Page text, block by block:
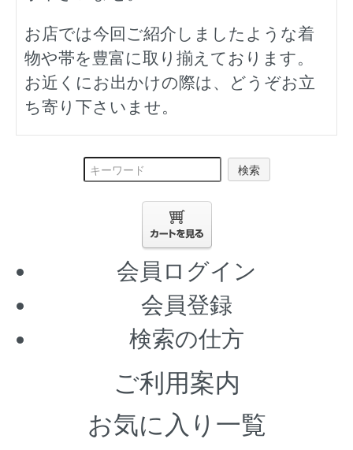
お店では今回ご紹介しましたような着
物や帯を豊富に取り揃えております。
お近くにお出かけの際は、どうぞお立
ち寄り下さいませ。
検索
会員ログイン
会員登録
検索の仕方
ご利用案内
お気に入り一覧